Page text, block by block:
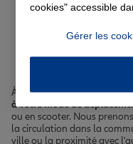
Votre
ou
À Pfastatt, nous vous
à votre mode de
ou en scooter. Nous
la circulation dans la
ville ou la proximité avec
cookies" accessible
Gérer les